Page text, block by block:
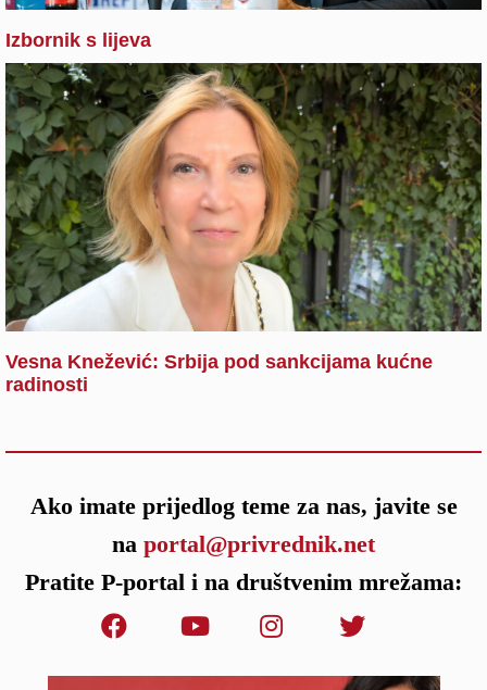
Izbornik s lijeva
Vesna Knežević: Srbija pod sankcijama kućne
radinosti
Ako imate prijedlog teme za nas, javite se
na portal@privrednik.net
Pratite P-portal i na društvenim mrežama: